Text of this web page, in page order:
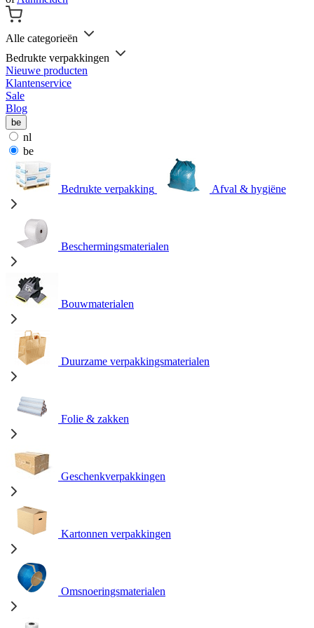
Alle categorieën
Bedrukte verpakkingen
Nieuwe producten
Klantenservice
Sale
Blog
be
nl
be
Bedrukte verpakking Afval & hygiëne
Beschermingsmaterialen
Bouwmaterialen
Duurzame verpakkingsmaterialen
Folie & zakken
Geschenkverpakkingen
Kartonnen verpakkingen
Omsnoeringsmaterialen